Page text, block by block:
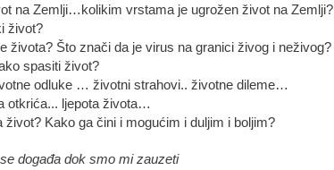
na Zemlji…kolikim vrstama je ugrožen život na Zemlji?
život?
života? Što znači da je virus na granici živog i neživog?
spasiti život?
odluke … životni strahovi.. životne dileme…
otkrića... ljepota života…
život? Kako ga čini i mogućim i duljim i boljim?
događa dok smo mi zauzeti